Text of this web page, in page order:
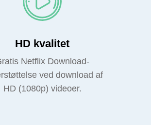
HD kvalitet
Netflix Download-
ved download af
HD (1080p) videoer.